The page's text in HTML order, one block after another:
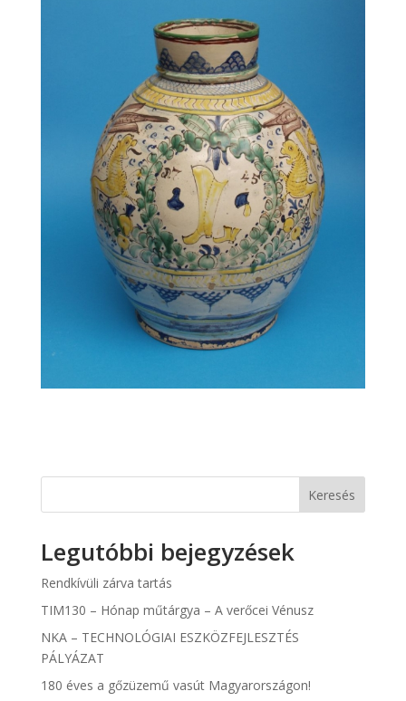
Keresés
Legutóbbi bejegyzések
Rendkívüli zárva tartás
TIM130 – Hónap műtárgya – A verőcei Vénusz
NKA – TECHNOLÓGIAI ESZKÖZFEJLESZTÉS
PÁLYÁZAT
180 éves a gőzüzemű vasút Magyarországon!